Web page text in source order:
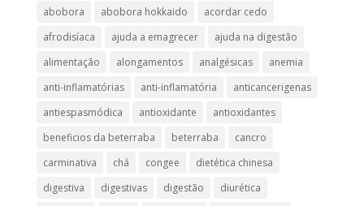
abobora abobora hokkaido
acordar cedo
afrodisíaca
ajuda a emagrecer
ajuda na digestão
alimentação
alongamentos analgésicas
anemia
anti-inflamatórias
anti-inflamatória​
anticancerigenas
antiespasmódica
antioxidante
antioxidantes
beneficios da beterraba
beterraba
cancro
carminativa
chá congee
dietética chinesa
digestiva
digestivas digestão diurética